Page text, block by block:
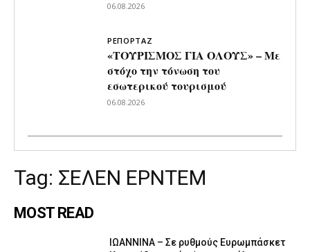
06.08.2026
ΡΕΠΟΡΤΑΖ
«ΤΟΥΡΙΣΜΟΣ ΓΙΑ ΟΛΟΥΣ» – Με
στόχο την τόνωση του
εσωτερικού τουρισμού
06.08.2026
Tag: ΣΕΛΕΝ ΕΡΝΤΕΜ
MOST READ
ΙΩΑΝΝΙΝΑ – Σε ρυθμούς Ευρωμπάσκετ